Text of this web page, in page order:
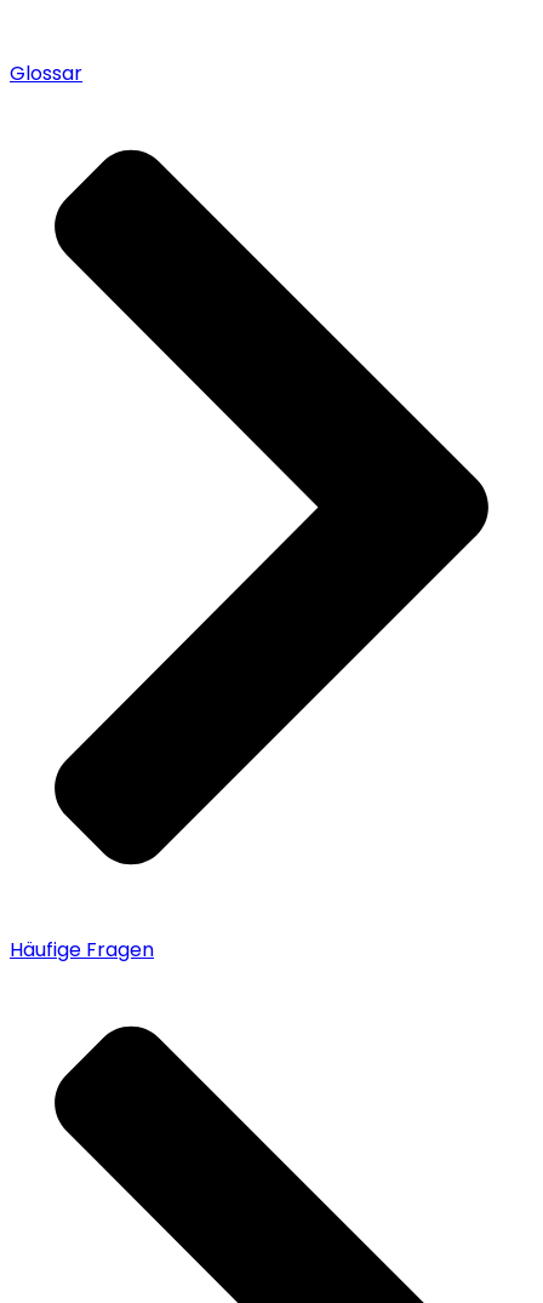
Glossar
Häufige Fragen